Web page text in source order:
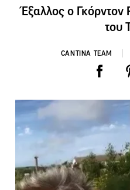
Έξαλλος ο
του
CANTINA TEAM